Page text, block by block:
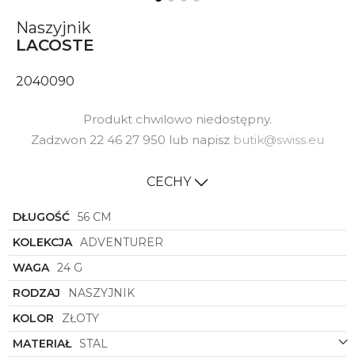
Naszyjnik
LACOSTE
2040090
Produkt chwilowo niedostępny.
Zadzwon 22 46 27 950 lub napisz butik@swiss.eu
CECHY
DŁUGOŚĆ 56 CM
KOLEKCJA ADVENTURER
WAGA 24 G
RODZAJ
NASZYJNIK
KOLOR
ZŁOTY
MATERIAŁ STAL